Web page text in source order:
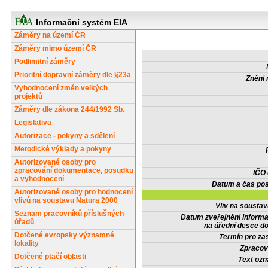
Informační systém EIA
Záměry na území ČR
Záměry mimo území ČR
Podlimitní záměry
Prioritní dopravní záměry dle §23a
Vyhodnocení změn velkých
projektů
Záměry dle zákona 244/1992 Sb.
Legislativa
Autorizace - pokyny a sdělení
Metodické výklady a pokyny
Autorizované osoby pro
zpracování dokumentace, posudku
a vyhodnocení
Autorizované osoby pro hodnocení
vlivů na soustavu Natura 2000
Seznam pracovníků příslušných
úřadů
Dotčené evropsky významné
lokality
Dotčené ptačí oblasti
Znění
IČO
Datum a čas
Vliv na
Datum zveřejnění
na úřední desce
Termín pro
Text